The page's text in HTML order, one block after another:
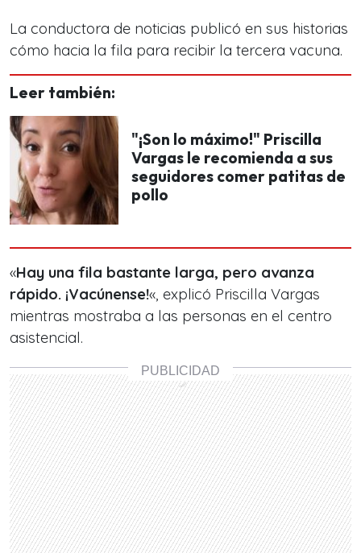
La conductora de noticias publicó en sus historias
cómo hacia la fila para recibir la tercera vacuna.
Leer también:
"¡Son lo máximo!" Priscilla
Vargas le recomienda a sus
seguidores comer patitas de
pollo
«Hay una fila bastante larga, pero avanza
rápido. ¡Vacúnense!«, explicó Priscilla Vargas
mientras mostraba a las personas en el centro
asistencial.